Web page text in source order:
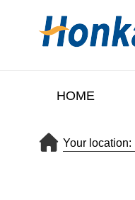
HOME
Your location: